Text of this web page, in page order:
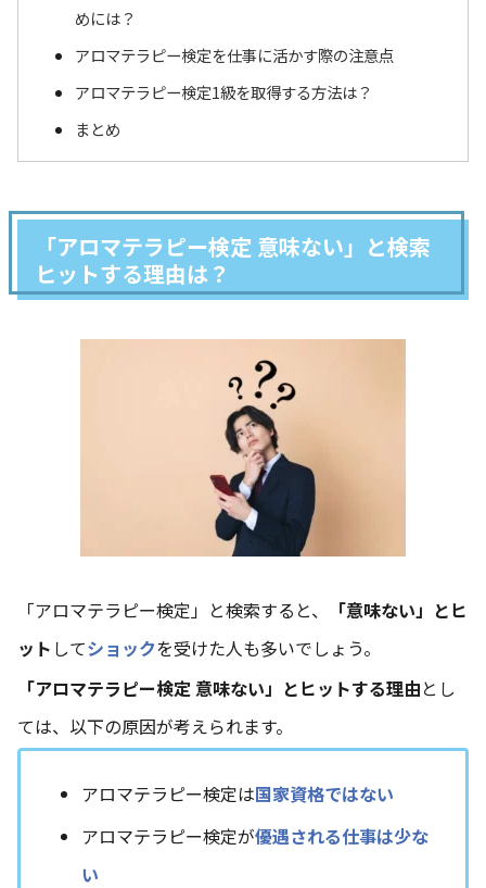
めには？
アロマテラピー検定を仕事に活かす際の注意点
アロマテラピー検定1級を取得する方法は？
まとめ
「アロマテラピー検定 意味ない」と検索
ヒットする理由は？
「アロマテラピー検定」と検索すると、
「意味ない」とヒ
ット してショックを受けた人も多いでしょう。
「アロマテラピー検定 意味ない」とヒットする理由とし
ては、以下の原因が考えられます。
アロマテラピー検定は国家資格ではない
アロマテラピー検定が優遇される仕事は少な
い